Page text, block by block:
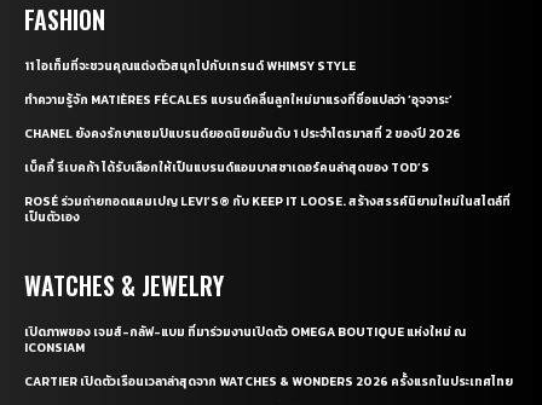
FASHION
11 ไอเท็มที่จะชวนคุณแต่งตัวสนุกไปกับเทรนด์ WHIMSY STYLE
ทำความรู้จัก MATIÈRES FÉCALES แบรนด์คลื่นลูกใหม่มาแรงที่ชื่อแปลว่า ‘อุจจาระ’
CHANEL ยังคงรักษาแชมป์แบรนด์ยอดนิยมอันดับ 1 ประจำไตรมาสที่ 2 ของปี 2026
เบ็คกี้ รีเบคก้า ได้รับเลือกให้เป็นแบรนด์แอมบาสซาเดอร์คนล่าสุดของ TOD’S
ROSÉ ร่วมถ่ายทอดแคมเปญ LEVI’S® กับ KEEP IT LOOSE. สร้างสรรค์นิยามใหม่ในสไตล์ที่
เป็นตัวเอง
WATCHES & JEWELRY
เปิดภาพของ เจมส์-กลัฟ-แบม ที่มาร่วมงานเปิดตัว OMEGA BOUTIQUE แห่งใหม่ ณ
ICONSIAM
CARTIER เปิดตัวเรือนเวลาล่าสุดจาก WATCHES & WONDERS 2026 ครั้งแรกในประเทศไทย